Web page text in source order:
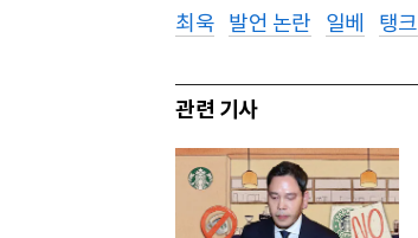
최욱 발언 논란 일베 탱크
관련 기사